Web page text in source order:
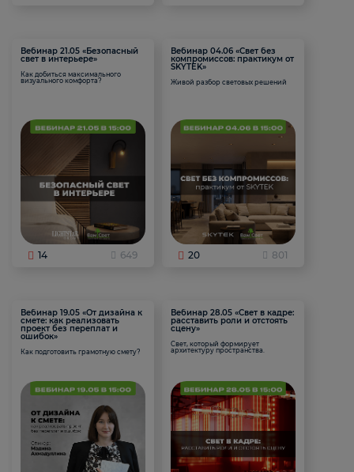
Вебинар 21.05 «Безопасный
свет в интерьере»
Как добиться максимального
визуального комфорта?
14 649
Вебинар 04.06 «Свет без
компромиссов: практикум от
SKYTEK»
Живой разбор световых решений
20 801
Вебинар 19.05 «От дизайна к
смете: как реализовать
проект без переплат и
ошибок»
Как подготовить грамотную смету?
Вебинар 28.05 «Свет в кадре:
расставить роли и отстоять
сцену»
Свет, который формирует
архитектуру пространства.